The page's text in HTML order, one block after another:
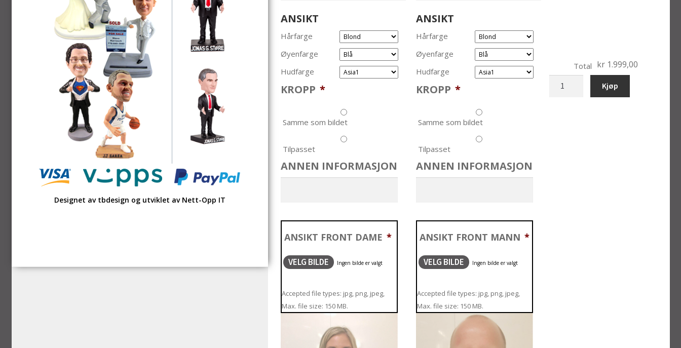
Designet av tbdesign og utviklet av Nett-Opp IT
ANSIKT
Hårfarge
Øyenfarge
Hudfarge
KROPP *
Samme som bildet
Tilpasset
ANNEN INFORMASJON
ANSIKT FRONT DAME *
VELG BILDE
Accepted file types: jpg, png, jpeg,
Max. file size: 150 MB.
ANSIKT
Hårfarge
Øyenfarge
Hudfarge
KROPP *
Samme som bildet
Tilpasset
ANNEN INFORMASJON
ANSIKT FRONT MANN *
VELG BILDE
Accepted file types: jpg, png, jpeg,
Max. file size: 150 MB.
Total kr 1.999,00
bryllup
Kjøp